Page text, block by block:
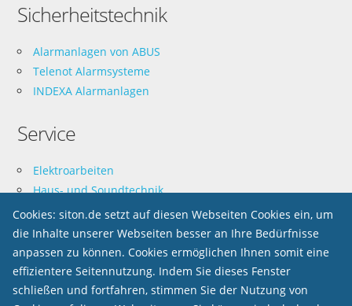
Sicherheitstechnik
Alarmanlagen von ABUS
Telenot Alarmsysteme
INDEXA Alarmanlagen
Service
Elektroarbeiten
Haus- und Soundtechnik
Zeiterfassung
Software
Lexware ERP
Cookies: siton.de setzt auf diesen Webseiten Cookies ein, um
die Inhalte unserer Webseiten besser an Ihre Bedürfnisse
anpassen zu können. Cookies ermöglichen Ihnen somit eine
effizientere Seitennutzung. Indem Sie dieses Fenster
schließen und fortfahren, stimmen Sie der Nutzung von